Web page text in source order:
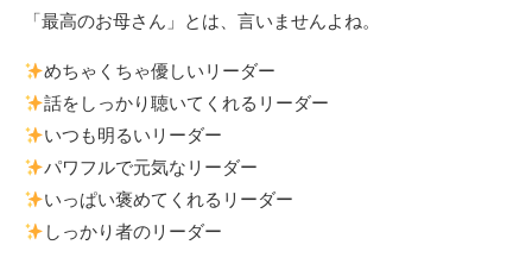
「最高のお母さん」とは、言いませんよね。
めちゃくちゃ優しいリーダー
話をしっかり聴いてくれるリーダー
いつも明るいリーダー
パワフルで元気なリーダー
いっぱい褒めてくれるリーダー
しっかり者のリーダー